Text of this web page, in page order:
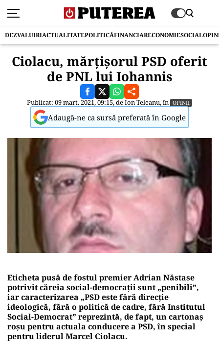
DEZVALUIRIACTUALITATEPOLITICĂFINANCIARECONOMIESOCIAL
Ciolacu, mărțișorul PSD oferit
de PNL lui Iohannis
Publicat: 09 mart. 2021, 09:15, deIon Teleanu, în OPINII
Adaugă-ne ca sursă preferată în Google
Eticheta pusă de fostul premier Adrian Năstase
potrivit căreia social-democrații sunt „penibili”,
iar caracterizarea „PSD este fără direcţie
ideologică, fără o politică de cadre, fără Institutul
Social-Democrat” reprezintă, de fapt, un cartonaș
roșu pentru actuala conducere a PSD, în special
pentru liderul Marcel Ciolacu.